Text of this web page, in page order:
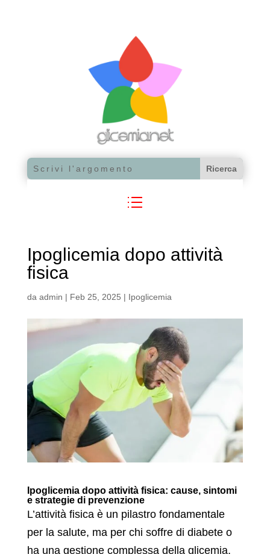
Ipoglicemia dopo attività
fisica
da admin | Feb 25, 2025 | Ipoglicemia
Ipoglicemia dopo attività fisica: cause, sintomi
e strategie di prevenzione
L’attività fisica è un pilastro fondamentale
per la salute, ma per chi soffre di diabete o
ha una gestione complessa della glicemia,